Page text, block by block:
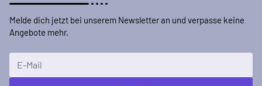
Melde dich jetzt bei unserem Newsletter an und verpasse keine
Angebote mehr.